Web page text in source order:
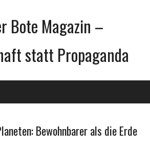
Bote Magazin –
statt Propaganda
Bewohnbarer als die Erde